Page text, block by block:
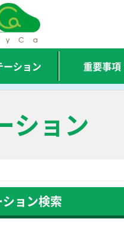
ーション 重要事項
ション
ョン検索